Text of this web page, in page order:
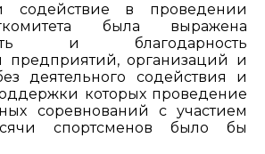
в проведении
была выражена
и благодарность
предприятий, организаций и
деятельного содействия и
которых проведение
соревнований с участием
спортсменов было бы